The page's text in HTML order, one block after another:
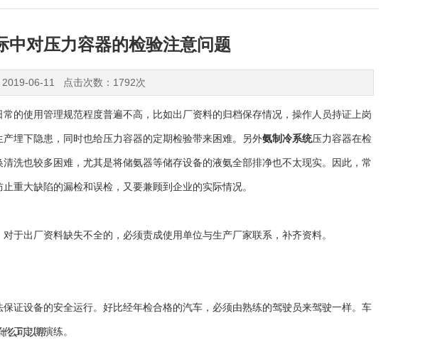
么可以帮
中对压力容器的检验注意问题
2019-06-11 点击次数：1792次
使用管理规范程度普遍不高，比如出厂资料的归档保存情况，操作人员持证上岗
埋下隐患，同时也给压力容器的定期检验带来困难。另外氨制冷系统压力容器在检
洗也较多困难，尤其是将储氨器等储存设备的液氨全部排净也不太现实。因此，常
重大缺陷的漏检和误检，又要兼顾到企业的实际情况。
出厂资料缺失不全的，必须责成使用单位与生产厂家联系，补齐资料。
设备的安全运行。好比经年检合格的汽车，必须由熟练的驾驶员来驾驶一样。车
工定期演练。